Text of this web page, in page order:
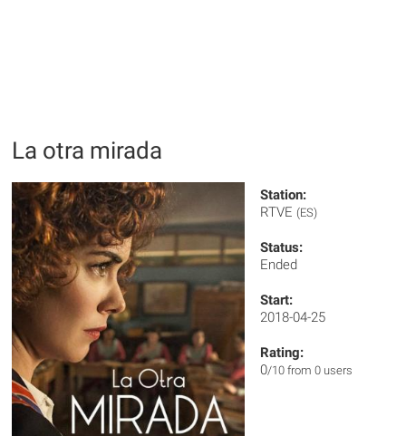
La otra mirada
Station:
RTVE (ES)
Status:
Ended
Start:
2018-04-25
Rating:
0/10 from 0 users